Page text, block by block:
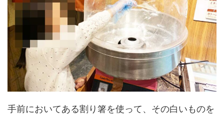
手前においてある割り箸を使って、その白いものを